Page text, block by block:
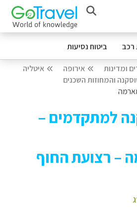
רכב ביטוח נסיעות
ומדינות אירופה
איטליה
והמחוזות השכנים
למתקדמים –
– רצועת החוף